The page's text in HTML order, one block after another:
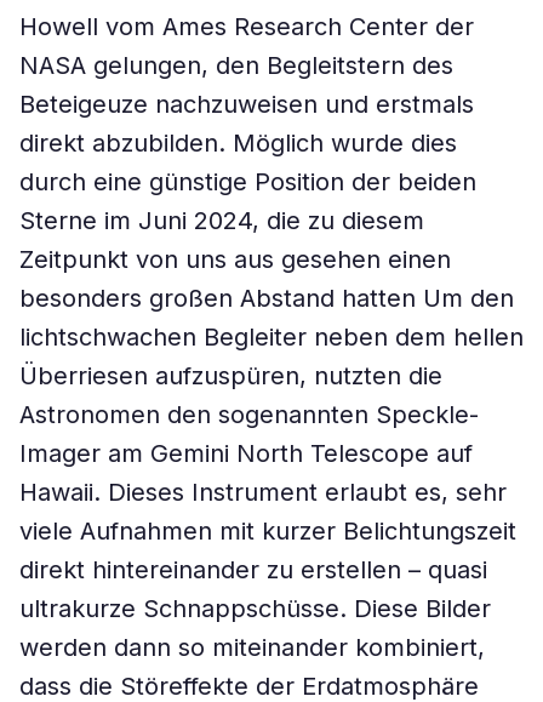
Howell vom Ames Research Center der
NASA gelungen, den Begleitstern des
Beteigeuze nachzuweisen und erstmals
direkt abzubilden. Möglich wurde dies
durch eine günstige Position der beiden
Sterne im Juni 2024, die zu diesem
Zeitpunkt von uns aus gesehen einen
besonders großen Abstand hatten Um den
lichtschwachen Begleiter neben dem hellen
Überriesen aufzuspüren, nutzten die
Astronomen den sogenannten Speckle-
Imager am Gemini North Telescope auf
Hawaii. Dieses Instrument erlaubt es, sehr
viele Aufnahmen mit kurzer Belichtungszeit
direkt hintereinander zu erstellen – quasi
ultrakurze Schnappschüsse. Diese Bilder
werden dann so miteinander kombiniert,
dass die Störeffekte der Erdatmosphäre